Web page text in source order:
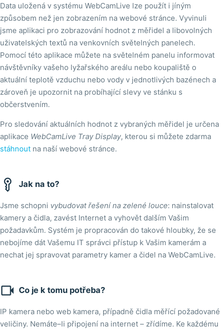
Data uložená v systému WebCamLive lze použít i jíným
způsobem než jen zobrazením na webové stránce. Vyvinuli
jsme aplikaci pro zobrazování hodnot z měřidel a libovolných
uživatelských textů na venkovních světelných panelech.
Pomocí této aplikace můžete na světelném panelu informovat
návštěvníky vašeho lyžařského areálu nebo koupaliště o
aktuální teplotě vzduchu nebo vody v jednotlivých bazénech a
zároveň je upozornit na probíhající slevy ve stánku s
občerstvením.
Pro sledování aktuálních hodnot z vybraných měřidel je určena
aplikace WebCamLive Tray Display, kterou si můžete zdarma
stáhnout na naší webové stránce.
 Jak na to?
Jsme schopni vybudovat řešení na zelené louce: nainstalovat
kamery a čidla, zavést Internet a vyhovět dalším Vašim
požadavkům. Systém je propracován do takové hloubky, že se
nebojíme dát Vašemu IT správci přístup k Vašim kamerám a
nechat jej spravovat parametry kamer a čidel na WebCamLive.
 Co je k tomu potřeba?
IP kamera nebo web kamera, případně čidla měřící požadované
veličiny. Nemáte–li připojení na internet – zřídíme. Ke každému